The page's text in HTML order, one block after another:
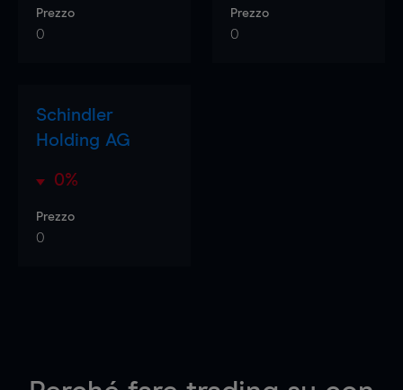
Prezzo
0
Prezzo
0
Schindler
Holding AG
0%
Prezzo
0